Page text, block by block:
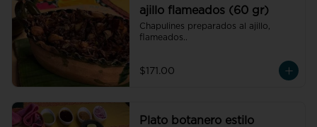
ajillo flameados (60 gr)
Chapulines preparados al ajillo,
flameados..
$171.00
Plato botanero estilo